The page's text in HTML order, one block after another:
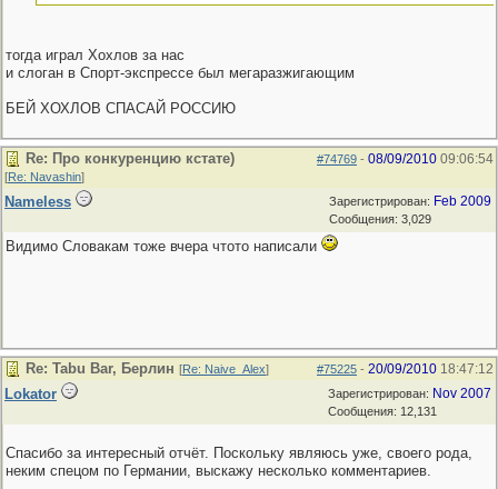
тогда играл Хохлов за нас
и слоган в Спорт-экспрессе был мегаразжигающим
БЕЙ ХОХЛОВ СПАСАЙ РОССИЮ
#74769 - 08/09/2010 09:06:54
Re: Про конкуренцию кстате)
[Re: Navashin]
Зарегистрирован: Feb 2009
Сообщения: 3,029
Nameless
Видимо Словакам тоже вчера чтото написали
#75225 - 20/09/2010 18:47:12
Re: Tabu Bar, Берлин [Re: Naive_Alex]
Зарегистрирован: Nov 2007
Сообщения: 12,131
Lokator
Спасибо за интересный отчёт. Поскольку являюсь уже, своего рода,
неким спецом по Германии, выскажу несколько комментариев.